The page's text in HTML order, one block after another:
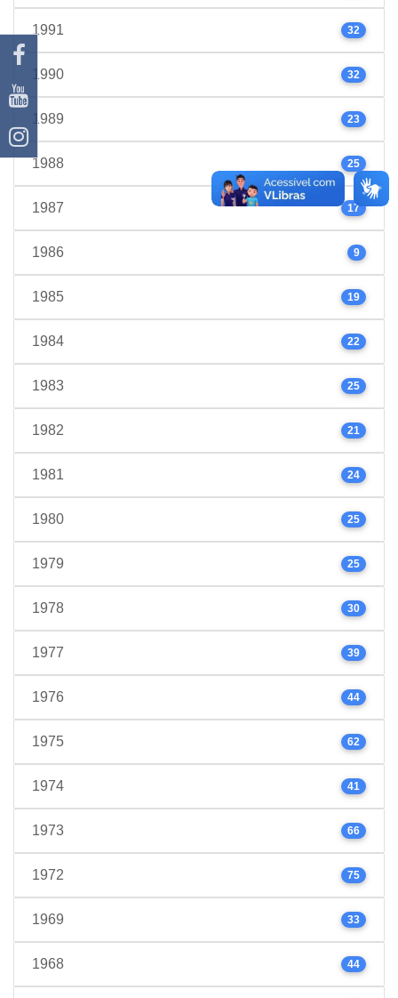
1991 32
1990 32
1989 23
1988 25
1987 17
1986 9
1985 19
1984 22
1983 25
1982 21
1981 24
1980 25
1979 25
1978 30
1977 39
1976 44
1975 62
1974 41
1973 66
1972 75
1969 33
1968 44